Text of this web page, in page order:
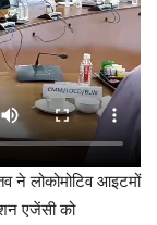
ने लोकोमोटिव आइटमों
एजेंसी को